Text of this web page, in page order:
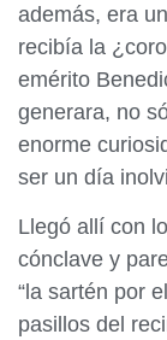
además, era
recibía la
emérito
generara, no
enorme
ser un día
Llegó allí con
cónclave y
“la sartén por
pasillos del